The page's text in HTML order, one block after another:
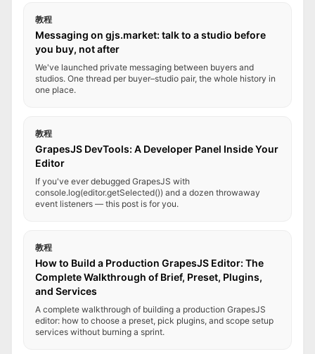
教程
Messaging on gjs.market: talk to a studio before
you buy, not after
We've launched private messaging between buyers and
studios. One thread per buyer–studio pair, the whole history in
one place.
教程
GrapesJS DevTools: A Developer Panel Inside Your
Editor
If you've ever debugged GrapesJS with
console.log(editor.getSelected()) and a dozen throwaway
event listeners — this post is for you.
教程
How to Build a Production GrapesJS Editor: The
Complete Walkthrough of Brief, Preset, Plugins,
and Services
A complete walkthrough of building a production GrapesJS
editor: how to choose a preset, pick plugins, and scope setup
services without burning a sprint.